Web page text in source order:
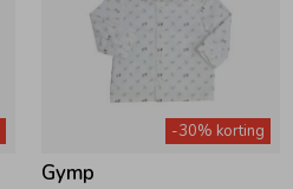
-30% korting
Gymp